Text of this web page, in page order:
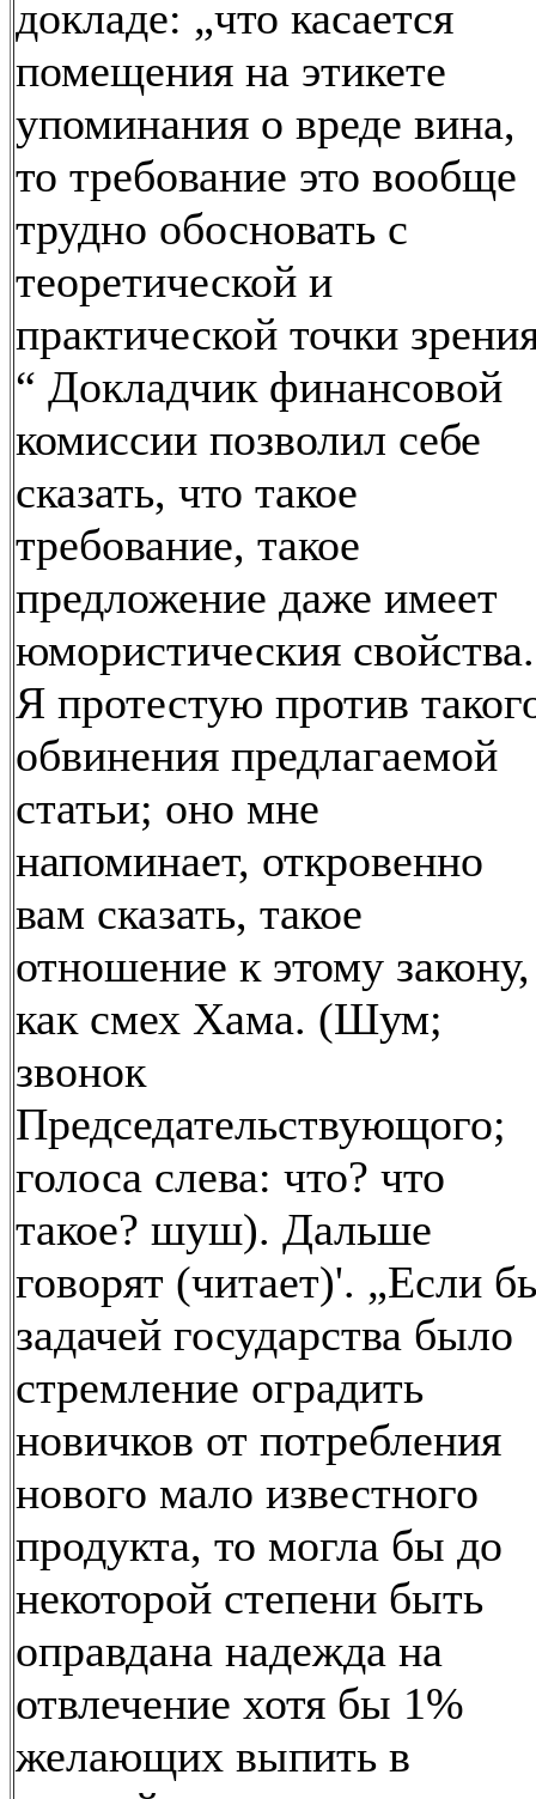
докладе: „что касается
помещения на этикете
упоминания о вреде вина,
то требование это вообще
трудно обосновать с
теоретической и
практической точки
“ Докладчик финансовой
комиссии позволил себе
сказать, что такое
требование, такое
предложение даже имеет
юмористическия свойства.
Я протестую против
обвинения предлагаемой
статьи; оно мне
напоминает, откровенно
вам сказать, такое
отношение к этому закону,
как смех Хама. (Шум;
звонок
Председательствующого;
голоса слева: что? что
такое? шуш). Дальше
говорят (читает)'. „Если
задачей государства было
стремление оградить
новичков от потребления
нового мало известного
продукта, то могла бы до
некоторой степени быть
оправдана надежда на
отвлечение хотя бы 1%
желающих выпить в